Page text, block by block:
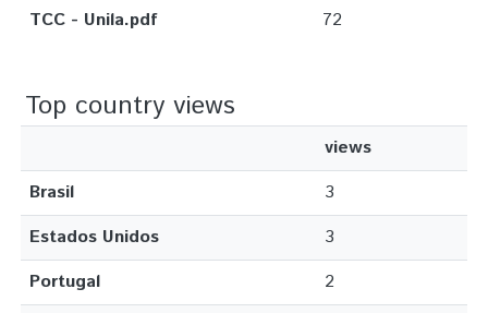
TCC - Unila.pdf
72
Top country views
views
Brasil
3
Estados Unidos
3
Portugal
2